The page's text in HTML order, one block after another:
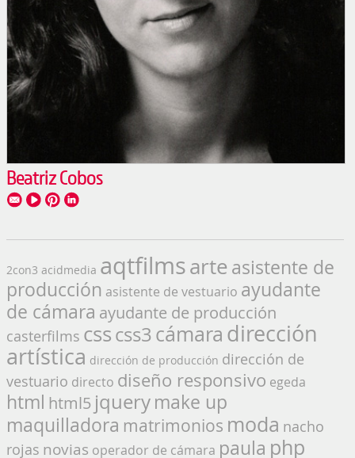
Beatriz Cobos
2con3 acidmedia aqtfilmsarte asistente de
producción asistente de vestuario ayudante
de cámara ayudante de producción
casterfilms csscss3 cámara dirección
artística dirección de producción dirección de
vestuario directo diseño responsivo egeda
html html5 jquerymake up
maquilladora matrimonios moda nacho
rojas novias operador de cámara paula php